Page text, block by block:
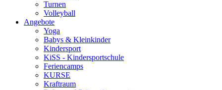
Turnen
Volleyball
Angebote
Yoga
Babys & Kleinkinder
Kindersport
KiSS - Kindersportschule
Feriencamps
KURSE
Kraftraum